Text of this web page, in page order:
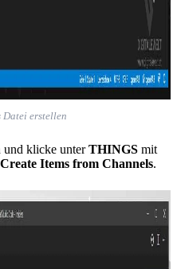
Datei erstellen
und klicke unterTHINGS mit
Create Items from Channels.